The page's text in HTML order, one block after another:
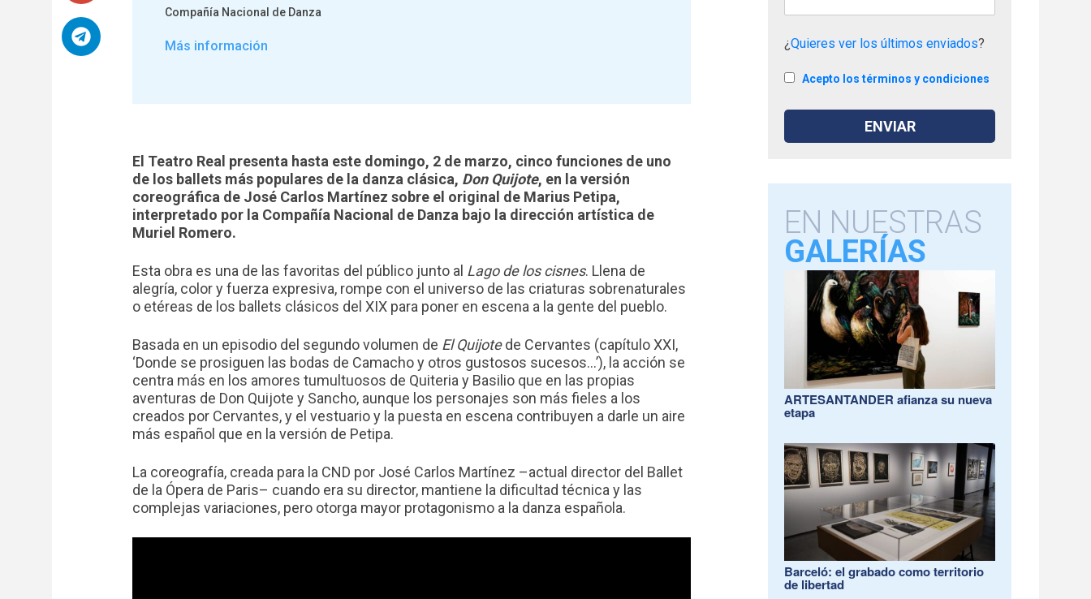
Compañía Nacional de Danza
Más información
El Teatro Real presenta hasta este domingo, 2 de marzo, cinco funciones de uno
de los ballets más populares de la danza clásica, Don Quijote, en la versión
coreográfica de José Carlos Martínez sobre el original de Marius Petipa,
interpretado por la Compañía Nacional de Danza bajo la dirección artística de
Muriel Romero.
Esta obra es una de las favoritas del público junto al Lago de los cisnes. Llena de
alegría, color y fuerza expresiva, rompe con el universo de las criaturas sobrenaturales
o etéreas de los ballets clásicos del XIX para poner en escena a la gente del pueblo.
Basada en un episodio del segundo volumen de El Quijotede Cervantes (capítulo XXI,
‘Donde se prosiguen las bodas de Camacho y otros gustosos sucesos…’), la acción se
centra más en los amores tumultuosos de Quiteria y Basilio que en las propias
aventuras de Don Quijote y Sancho, aunque los personajes son más fieles a los
creados por Cervantes, y el vestuario y la puesta en escena contribuyen a darle un aire
más español que en la versión de Petipa.
La coreografía, creada para la CND por José Carlos Martínez –actual director del Ballet
de la Ópera de Paris– cuando era su director, mantiene la dificultad técnica y las
complejas variaciones, pero otorga mayor protagonismo a la danza española.
¿Quieres ver los últimos enviados?
Acepto los términos y condiciones
EN NUESTRAS
GALERÍAS
ARTESANTANDER afianza su nueva
etapa
Barceló: el grabado como territorio
de libertad